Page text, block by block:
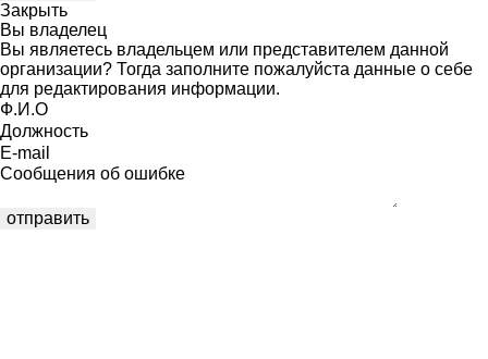
Закрыть
Вы владелец
Вы являетесь владельцем или представителем данной
организации? Тогда заполните пожалуйста данные о себе
для редактирования информации.
Ф.И.О
Должность
E-mail
Сообщения об ошибке